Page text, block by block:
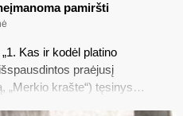
pamiršti
Kas ir kodėl platino
praėjusį
„Merkio krašte“) tęsinys…